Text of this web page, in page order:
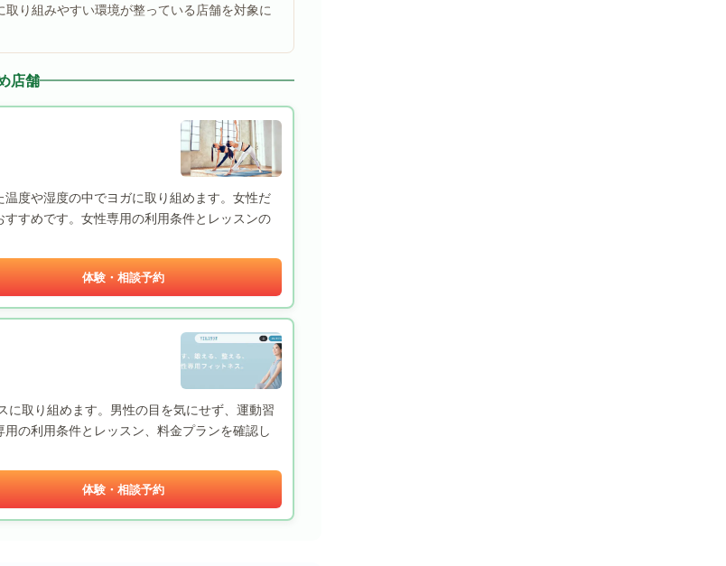
り組みやすい環境が整っている店舗を対象に
店舗
度や湿度の中でヨガに取り組めます。女性だ
すめです。女性専用の利用条件とレッスンの
体験・相談予約
に取り組めます。男性の目を気にせず、運動習
の利用条件とレッスン、料金プランを確認し
体験・相談予約